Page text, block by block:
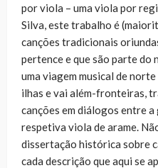
por viola – uma viola por
Silva, este trabalho é
canções tradicionais
pertence e que são parte
uma viagem musical de
ilhas e vai além-fronteiras,
canções em diálogos entre
respetiva viola de arame.
dissertação histórica sobre
cada descrição que aqui se